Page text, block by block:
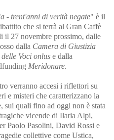
- trent'anni di verità negate" è il
che si terrà al Gran Caffè
il 27 novembre prossimo, dalle
dalla Camera di Giustizia
delle Voci onlus e dalla
Meridonare.
verranno accesi i riflettori su
e misteri che caratterizzano la
sui quali fino ad oggi non è stata
vicende di Ilaria Alpi,
Paolo Pasolini, David Rossi e
collettive come Ustica,